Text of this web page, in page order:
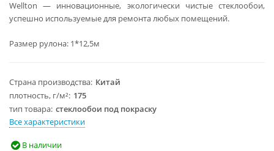
Wellton — инновационные, экологически чистые стеклообои,
успешно используемые для ремонта любых помещений.
Размер рулона: 1*12,5м
Страна производства Китай
плотность, г/м² 175
тип товара стеклообои под покраску
Все характеристики
В наличии